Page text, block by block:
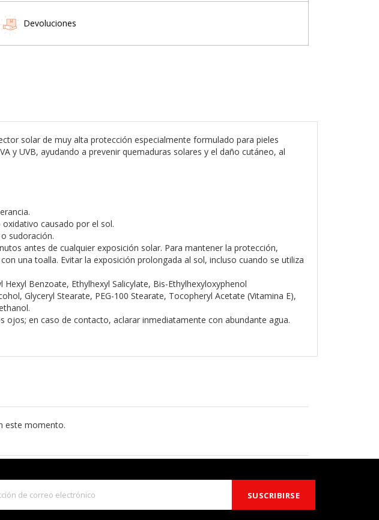
Devoluciones
solar de muy alta protección especialmente formulado para pieles
y UVB, ayudando a prevenir quemaduras solares y el daño cutáneo, al
causado por el sol.
sudoración.
antes de cualquier exposición solar. Para mantener la protección,
una toalla. Evitar la exposición prolongada al sol, incluso cuando se utiliza
Benzoate, Ethylhexyl Salicylate, Bis-Ethylhexyloxyphenol
Glyceryl Stearate, PEG-100 Stearate, Tocopheryl Acetate (Vitamina E),
en caso de contacto, aclarar inmediatamente con abundante agua.
este momento.